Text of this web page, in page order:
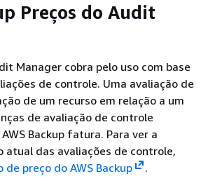
Preços do Audit
Manager cobra pelo uso com base
de controle. Uma avaliação de
de um recurso em relação a um
de avaliação de controle
Backup fatura. Para ver a
atual das avaliações de controle,
de preço do AWS Backup
.